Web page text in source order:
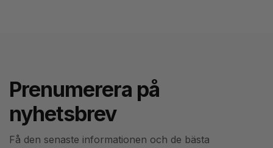
Prenumerera på
nyhetsbrev
Få den senaste informationen och de bästa